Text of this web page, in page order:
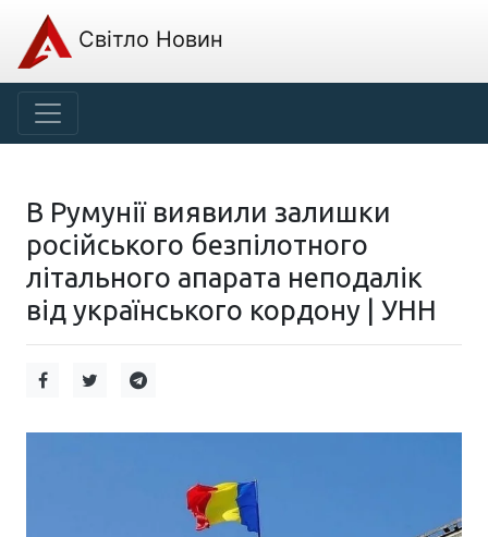
Світло Новин
В Румунії виявили залишки
російського безпілотного
літального апарата неподалік
від українського кордону | УНН